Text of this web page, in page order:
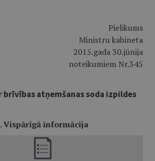
Pielikums
Ministru kabineta
2015.gada 30.jūnija
noteikumiem Nr.345
atņemšanas soda izpildes
Vispārīgā informācija